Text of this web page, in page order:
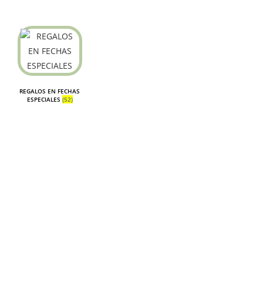
REGALOS EN FECHAS
ESPECIALES (52)